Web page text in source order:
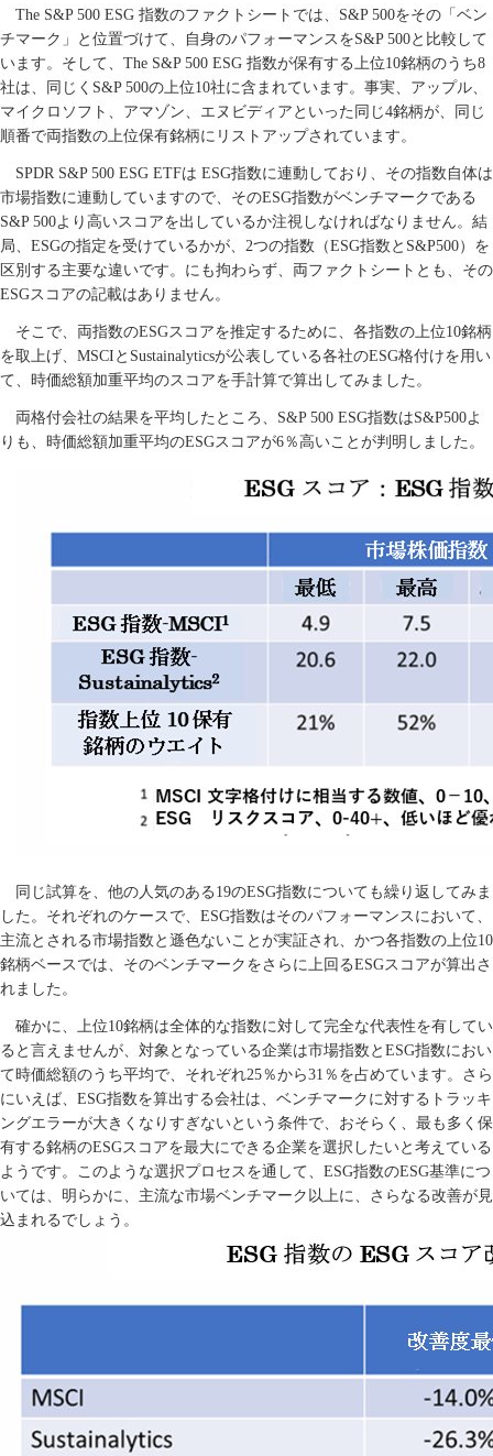
The S&P 500 ESG 指数のファクトシートでは、 S&P 500をその「ベン
チマーク」と位置づけて、自身のパフォーマンスをS&P 500と比較して
います。そして、 The S&P 500 ESG 指数が保有する上位10銘柄のうち8
社は、同じく S&P 500の上位10社に含まれています。事実、アップル、
マイクロソフト、アマゾン、エヌビディアといった同じ4銘柄が、同じ
順番で両指数の上位保有銘柄にリストアップされています。
SPDR S&P 500 ESG ETFは ESG指数に連動しており、その指数自体は
市場指数に連動していますので、そのESG指数がベンチマークである
S&P 500より高いスコアを出しているか注視しなければなりません。結
局、 ESGの指定を受けているかが、 2つの指数（ESG指数と S&P500）を
区別する主要な違いです。にも拘わらず、両ファクトシートとも、その
ESGスコアの記載はありません。
そこで、両指数のESGスコアを推定するために、各指数の上位10銘柄
を取上げ、 MSCI と Sustainalyticsが公表している各社のESG格付けを用い
て、時価総額加重平均のスコアを手計算で算出してみました。
両格付会社の結果を平均したところ、 S&P 500 ESG指数はS&P500よ
りも、時価総額加重平均のESGスコアが6％高いことが判明しました。
同じ試算を、他の人気のある 19のESG指数についても繰り返してみま
した。それぞれのケースで、 ESG指数はそのパフォーマンスにおいて、
主流とされる市場指数と遜色ないことが実証され、かつ各指数の上位10
銘柄ベースでは、そのベンチマークをさらに上回るESGスコアが算出さ
れました。
確かに、上位10銘柄は全体的な指数に対して完全な代表性を有してい
ると言えませんが、対象となっている企業は市場指数と ESG指数におい
て時価総額のうち平均で、それぞれ25％から31 ％を占めています。さら
にいえば、 ESG指数を算出する会社は、ベンチマークに対するトラッキ
ングエラーが大きくなりすぎないという条件で、おそらく、最も多く保
有する銘柄のESGスコアを最大にできる企業を選択したいと考えている
ようです。このような選択プロセスを通して、 ESG指数のESG基準につ
いては、明らかに、主流な市場ベンチマーク以上に、さらなる改善が見
込まれるでしょう。